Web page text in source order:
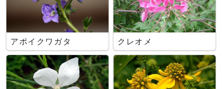
アポイクワガタ クレオメ